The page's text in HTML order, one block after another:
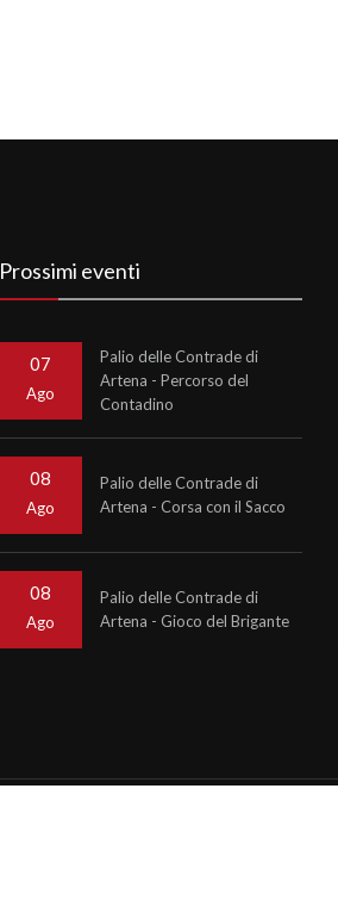
Prossimi eventi
07
Ago
Palio delle Contrade di
Artena - Percorso del
Contadino
08
Ago
Palio delle Contrade di
Artena - Corsa con il Sacco
08
Ago
Palio delle Contrade di
Artena - Gioco del Brigante